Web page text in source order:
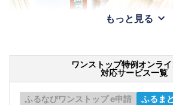
もっと見る
ワンストップ特例オンラ
対応サービス一覧
ふるなびワンストップ e申請
ふるま